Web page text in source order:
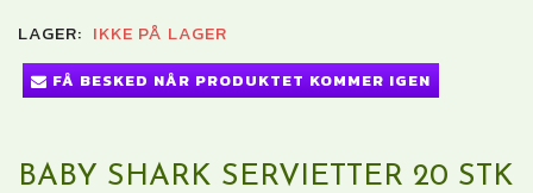
LAGER: IKKE PÅ LAGER
FÅ BESKED NÅR PRODUKTET KOMMER IGEN
BABY SHARK SERVIETTER 20 STK